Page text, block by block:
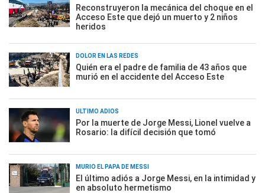
Reconstruyeron la mecánica del choque en el
Acceso Este que dejó un muerto y 2 niños
heridos
DOLOR EN LAS REDES
Quién era el padre de familia de 43 años que
murió en el accidente del Acceso Este
ÚLTIMO ADIÓS
Por la muerte de Jorge Messi, Lionel vuelve a
Rosario: la difícil decisión que tomó
MURIÓ EL PAPÁ DE MESSI
El último adiós a Jorge Messi, en la intimidad y
en absoluto hermetismo